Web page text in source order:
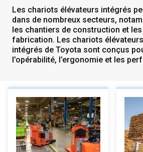
Les chariots élévateurs intégrés
dans de nombreux secteurs,
les chantiers de construction et
fabrication. Les chariots
intégrés de Toyota sont conçus
l’opérabilité, l’ergonomie et les